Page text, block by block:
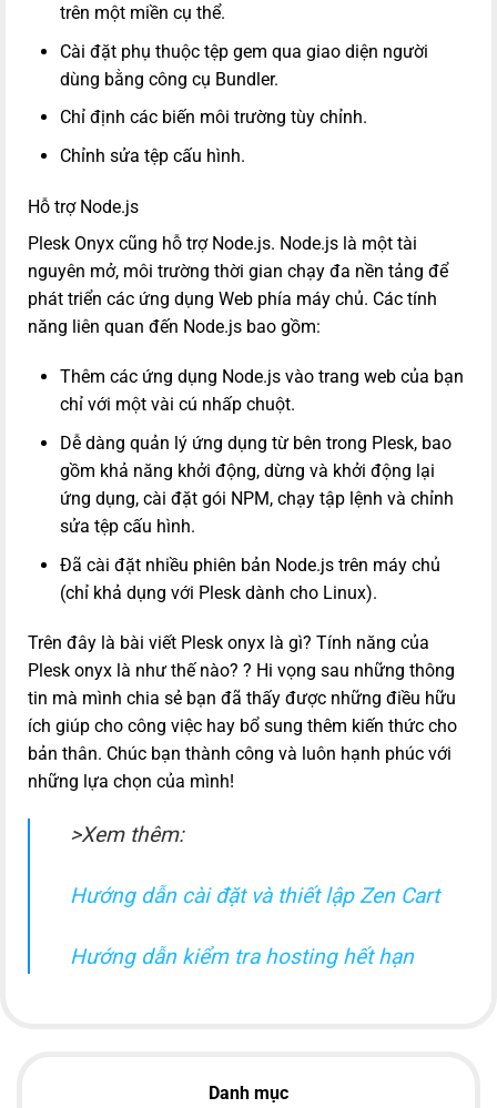
trên một miền cụ thể.
Cài đặt phụ thuộc tệp gem qua giao diện người
dùng bằng công cụ Bundler.
Chỉ định các biến môi trường tùy chỉnh.
Chỉnh sửa tệp cấu hình.
Hỗ trợ Node.js
Plesk Onyx cũng hỗ trợ Node.js. Node.js là một tài
nguyên mở, môi trường thời gian chạy đa nền tảng để
phát triển các ứng dụng Web phía máy chủ. Các tính
năng liên quan đến Node.js bao gồm:
Thêm các ứng dụng Node.js vào trang web của bạn
chỉ với một vài cú nhấp chuột.
Dễ dàng quản lý ứng dụng từ bên trong Plesk, bao
gồm khả năng khởi động, dừng và khởi động lại
ứng dụng, cài đặt gói NPM, chạy tập lệnh và chỉnh
sửa tệp cấu hình.
Đã cài đặt nhiều phiên bản Node.js trên máy chủ
(chỉ khả dụng với Plesk dành cho Linux).
Trên đây là bài viết Plesk onyx là gì? Tính năng của
Plesk onyx là như thế nào? ? Hi vọng sau những thông
tin mà mình chia sẻ bạn đã thấy được những điều hữu
ích giúp cho công việc hay bổ sung thêm kiến thức cho
bản thân. Chúc bạn thành công và luôn hạnh phúc với
những lựa chọn của mình!
>Xem thêm:
Hướng dẫn cài đặt và thiết lập Zen Cart
Hướng dẫn kiểm tra hosting hết hạn
Danh mục